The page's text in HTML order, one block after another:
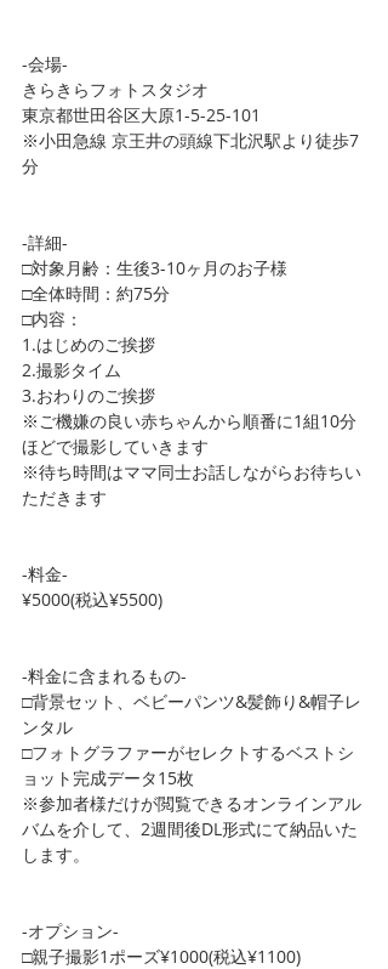
-会場-
きらきらフォトスタジオ
東京都世田谷区大原1-5-25-101
※小田急線 京王井の頭線下北沢駅より徒歩7
分
-詳細-
□対象月齢：生後3-10ヶ月のお子様
□全体時間：約75分
□内容：
1.はじめのご挨拶
2.撮影タイム
3.おわりのご挨拶
※ご機嫌の良い赤ちゃんから順番に1組10分
ほどで撮影していきます
※待ち時間はママ同士お話しながらお待ちい
ただきます
-料金-
¥5000(税込¥5500)
-料金に含まれるもの-
□背景セット、ベビーパンツ&髪飾り&帽子レ
ンタル
□フォトグラファーがセレクトするベストシ
ョット完成データ15枚
※参加者様だけが閲覧できるオンラインアル
バムを介して、2週間後DL形式にて納品いた
します。
-オプション-
□親子撮影1ポーズ¥1000(税込¥1100)